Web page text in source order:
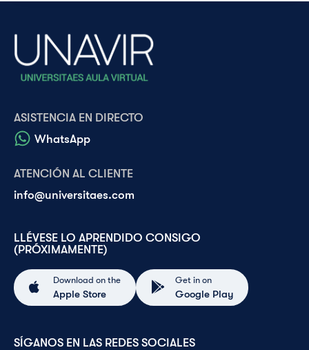
ASISTENCIA EN DIRECTO
WhatsApp
ATENCIÓN AL CLIENTE
info@universitaes.com
LLÉVESE LO APRENDIDO CONSIGO
(PRÓXIMAMENTE)
Download on the
Apple Store
Get in on
Google Play
SÍGANOS EN LAS REDES SOCIALES